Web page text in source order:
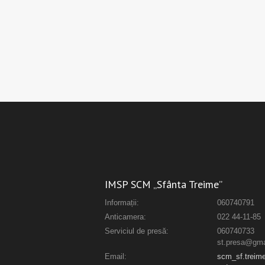
IMSP SCM „Sfânta Treime”
Informații:
060740791
Anticamera:
022 44-11-85
Serviciul de presă:
060740733
Email: